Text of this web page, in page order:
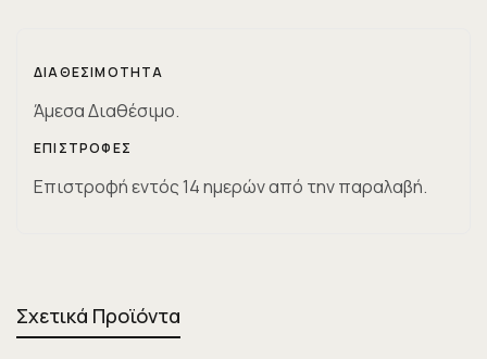
ΔΙΑΘΕΣΙΜΌΤΗΤΑ
Άμεσα Διαθέσιμο.
ΕΠΙΣΤΡΟΦΈΣ
Επιστροφή εντός 14 ημερών από την παραλαβή.
Σχετικά Προϊόντα